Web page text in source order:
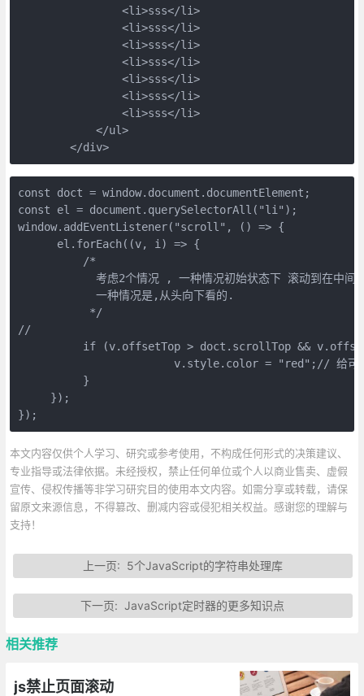
                <li>sss</li>
                <li>sss</li>
                <li>sss</li>
                <li>sss</li>
                <li>sss</li>
                <li>sss</li>
                <li>sss</li>
            </ul>
        </div>
const doct = window.document.documentElement;
const el = document.querySelectorAll("li");
window.addEventListener("scroll", () => {
      el.forEach((v, i) => {
          /*
考虑2个情况 , 一种情况初始状态下 滚动到在中间
            一种情况是,从头向下看的.
           */
//
if (v.offsetTop > doct.scrollTop &&
v.style.color = "red";// 给可
          }
     });
});
本文内容仅供个人学习、研究或参考使用，不构成任何形式的决策建议、
专业指导或法律依据。未经授权，禁止任何单位或个人以商业售卖、虚假
宣传、侵权传播等非学习研究目的使用本文内容。如需分享或转载，请保
留原文来源信息，不得篡改、删减内容或侵犯相关权益。感谢您的理解与
支持！
上一页: 5个JavaScript的字符串处理库
下一页:JavaScript定时器的更多知识点
相关推荐
js禁止页面滚动